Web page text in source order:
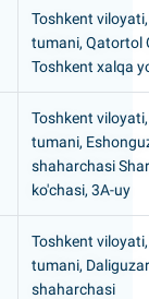
Toshkent
tumani, Qatortol
Toshkent xalqa
Toshkent
tumani,
shaharchasi
ko'chasi, 3A-uy
Toshkent
tumani, Daliguzar
shaharchasi